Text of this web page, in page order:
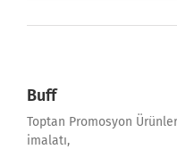
Buff
Toptan Promosyon
imalatı,